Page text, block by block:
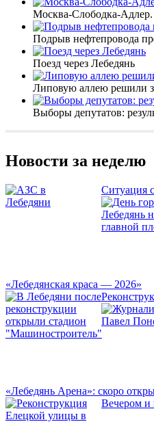
Москва-Слободка-
Подрыв нефтепровода
Поезд через Лебедянь
Липовую аллею решили
Выборы депутатов:
Новости за неделю
Ситуация
«Лебедянская краса — 2026»
«Лебедянь Арена»: скоро
Вечером и